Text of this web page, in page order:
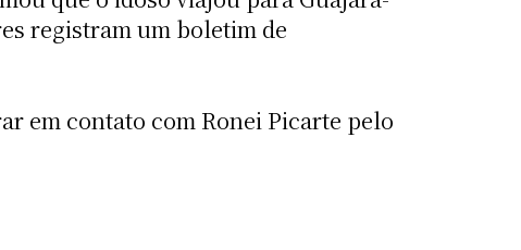
registram um boletim de
em contato com Ronei Picarte pelo